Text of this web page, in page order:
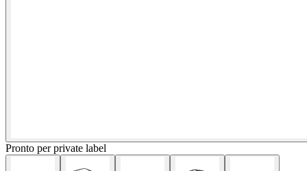
Pronto per private label